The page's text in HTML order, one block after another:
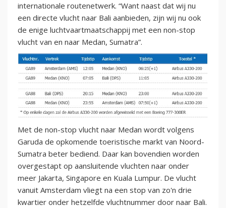
internationale routenetwerk. “Want naast dat wij nu
een directe vlucht naar Bali aanbieden, zijn wij nu ook
de enige luchtvaartmaatschappij met een non-stop
vlucht van en naar Medan, Sumatra”.
Met de non-stop vlucht naar Medan wordt volgens
Garuda de opkomende toeristische markt van Noord-
Sumatra beter bediend. Daar kan bovendien worden
overgestapt op aansluitende vluchten naar onder
meer Jakarta, Singapore en Kuala Lumpur. De vlucht
vanuit Amsterdam vliegt na een stop van zo'n drie
kwartier onder hetzelfde vluchtnummer door naar Bali.